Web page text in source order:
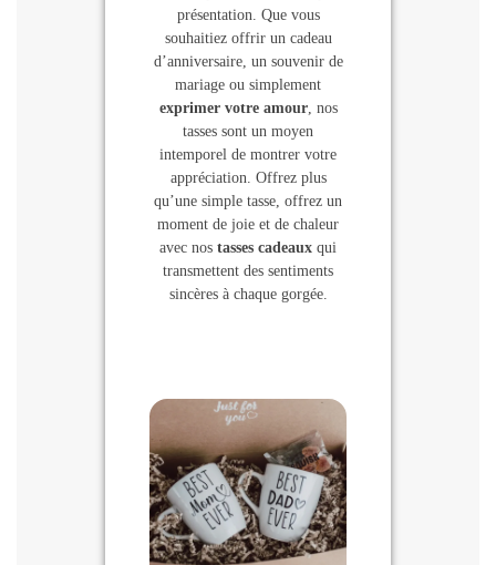
présentation. Que vous
souhaitiez offrir un cadeau
d’anniversaire, un souvenir de
mariage ou simplement
exprimer votre amour, nos
tasses sont un moyen
intemporel de montrer votre
appréciation. Offrez plus
qu’une simple tasse, offrez un
moment de joie et de chaleur
avec nos tasses cadeaux qui
transmettent des sentiments
sincères à chaque gorgée.